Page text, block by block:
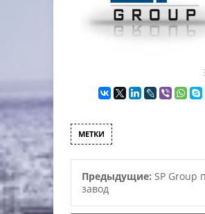
МЕТКИ
Предыдущие: SP Group
завод